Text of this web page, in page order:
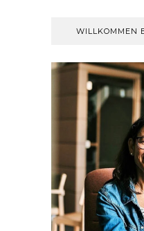
WILLKOMMEN